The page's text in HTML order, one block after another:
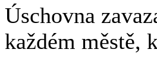
Úschovna
každém městě,